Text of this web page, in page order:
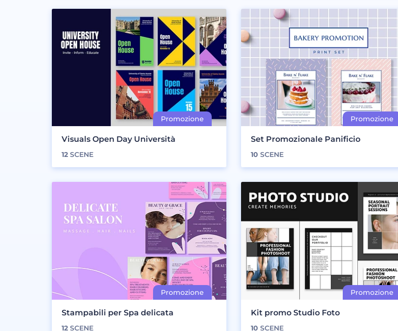
Visuals Open Day Università
12 SCENE
Set Promozionale Panificio
10 SCENE
Stampabili per Spa delicata
12 SCENE
Kit promo Studio Foto
10 SCENE